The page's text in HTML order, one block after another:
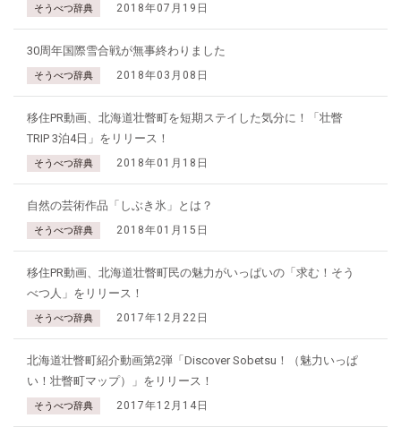
そうべつ辞典 2018年07月19日
30周年国際雪合戦が無事終わりました
そうべつ辞典 2018年03月08日
移住PR動画、北海道壮瞥町を短期ステイした気分に！「壮瞥
TRIP 3泊4日」をリリース！
そうべつ辞典 2018年01月18日
自然の芸術作品「しぶき氷」とは？
そうべつ辞典 2018年01月15日
移住PR動画、北海道壮瞥町民の魅力がいっぱいの「求む！そう
べつ人」をリリース！
そうべつ辞典 2017年12月22日
北海道壮瞥町紹介動画第2弾「Discover Sobetsu！（魅力いっぱ
い！壮瞥町マップ）」をリリース！
そうべつ辞典 2017年12月14日